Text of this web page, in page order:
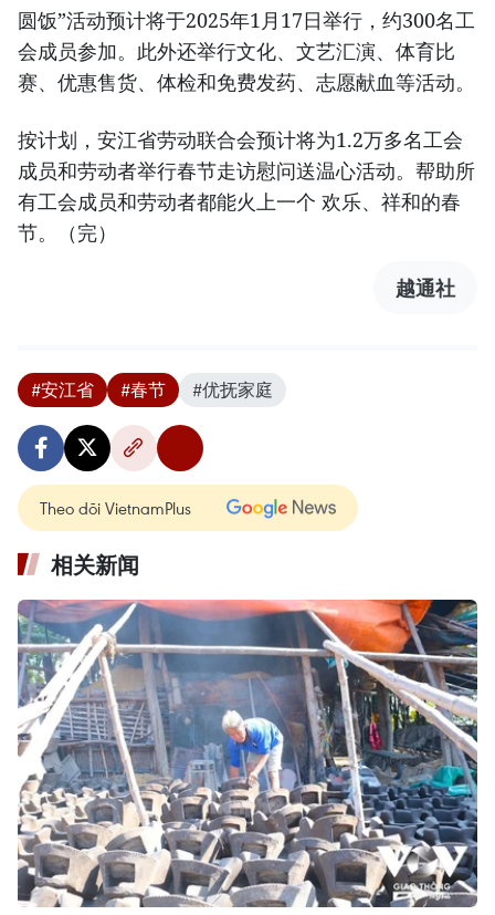
圆饭”活动预计将于2025年1月17日举行，约300名工
会成员参加。此外还举行文化、文艺汇演、体育比
赛、优惠售货、体检和免费发药、志愿献血等活动。
按计划，安江省劳动联合会预计将为1.2万多名工会
成员和劳动者举行春节走访慰问送温心活动。帮助所
有工会成员和劳动者都能火上一个 欢乐、祥和的春
节。（完）
越通社
#安江省 #春节 #优抚家庭
Theo dõi VietnamPlus
相关新闻